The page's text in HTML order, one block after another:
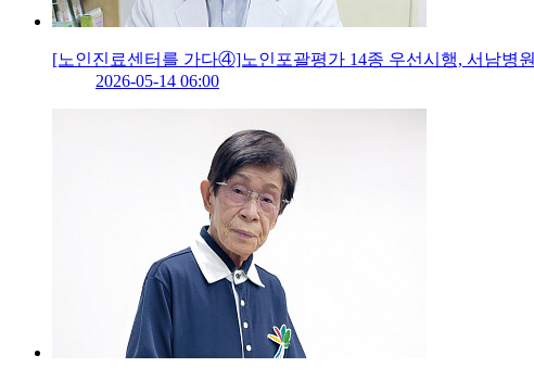
[노인진료센터를 가다④]노인포괄평가 14종 우선시행, 서남병원
2026-05-14 06:00